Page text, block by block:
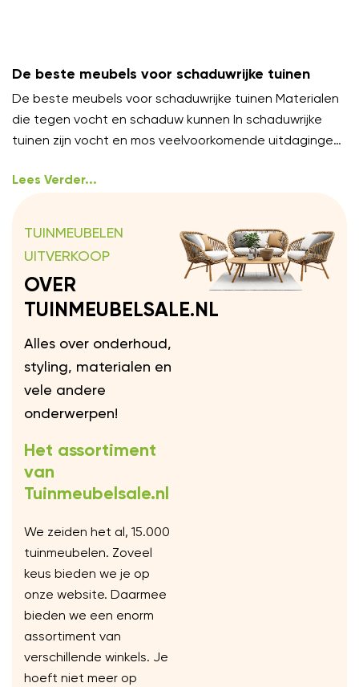
De beste meubels voor schaduwrijke tuinen
De beste meubels voor schaduwrijke tuinen Materialen
die tegen vocht en schaduw kunnen In schaduwrijke
tuinen zijn vocht en mos veelvoorkomende uitdagingen.
Lees Verder...
TUINMEUBELEN
UITVERKOOP
OVER
TUINMEUBELSALE.NL
Alles over onderhoud,
styling, materialen en
vele andere
onderwerpen!
Het assortiment
van
Tuinmeubelsale.nl
We zeiden het al, 15.000
tuinmeubelen. Zoveel
keus bieden we je op
onze website. Daarmee
bieden we een enorm
assortiment van
verschillende winkels. Je
hoeft niet meer op